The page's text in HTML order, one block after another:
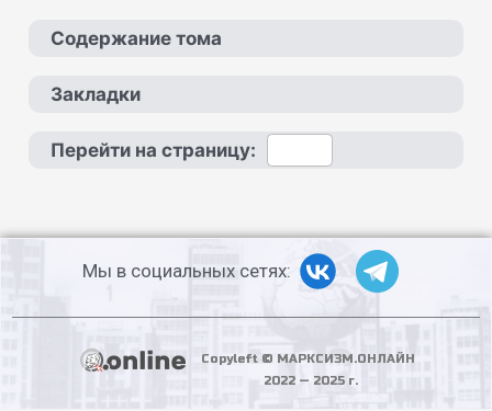
Содержание тома
Закладки
Перейти на страницу:
Мы в социальных сетях:
Copyleft © МАРКСИЗМ.ОНЛАЙН
2022 — 2025 г.